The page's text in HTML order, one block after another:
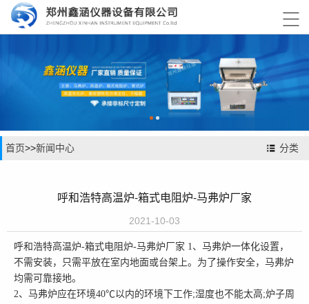

分类
首页>>新闻中心
呼和浩特高温炉-箱式电阻炉-马弗炉厂家
2021-10-03
呼和浩特高温炉-箱式电阻炉-马弗炉厂家 1、马弗炉一体化设置，
不需安装，只需平放在室内地面或台架上。为了操作安全，马弗炉
均需可靠接地。
2、马弗炉应在环境40℃以内的环境下工作;湿度也不能太高;炉子周